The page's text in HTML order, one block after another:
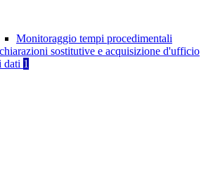
Monitoraggio tempi procedimentali
sostitutive e acquisizione d'ufficio
dati 1